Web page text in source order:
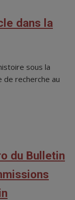
dans la
sous la
recherche au
du Bulletin